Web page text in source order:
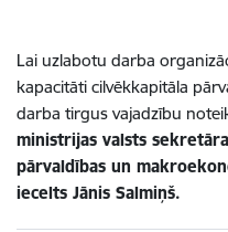
Lai uzlabotu darba
kapacitāti cilvēkkapitāla
darba tirgus vajadzību
ministrijas valsts
pārvaldības un
iecelts Jānis Salmiņš.